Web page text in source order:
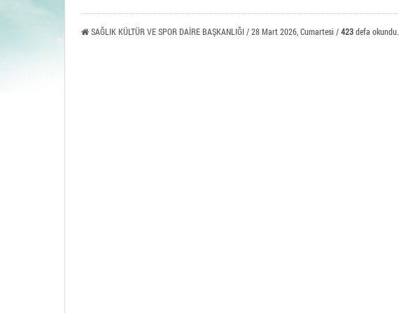
Tavşanlı Meslek Yüksekokulu
SAĞLIK KÜLTÜR VE SPOR DAİRE BAŞKANLIĞI / 28 Mart 2026, Cumartesi /423defa okundu.